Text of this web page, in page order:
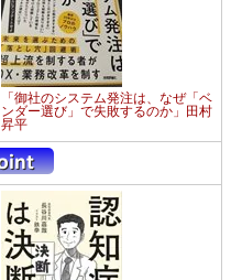
「御社のシステム発注は、なぜ「ベ
ンダー選び」で失敗するのか」田村
昇平